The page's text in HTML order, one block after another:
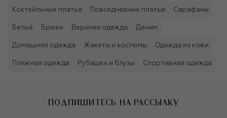
Коктейльные платья Повседневные платья Сарафаны
Бельё Брюки Верхняя одежда Деним
Домашняя одежда Жакеты и костюмы Одежда из кожи
Пляжная одежда Рубашки и блузы Спортивная одежда
ПОДПИШИТЕСЬ НА РАССЫЛКУ